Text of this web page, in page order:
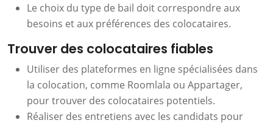
Le choix du type de bail doit correspondre aux
besoins et aux préférences des colocataires.
Trouver des colocataires fiables
Utiliser des plateformes en ligne spécialisées dans
la colocation, comme Roomlala ou Appartager,
pour trouver des colocataires potentiels.
Réaliser des entretiens avec les candidats pour